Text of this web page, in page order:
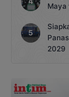
Maya
2029